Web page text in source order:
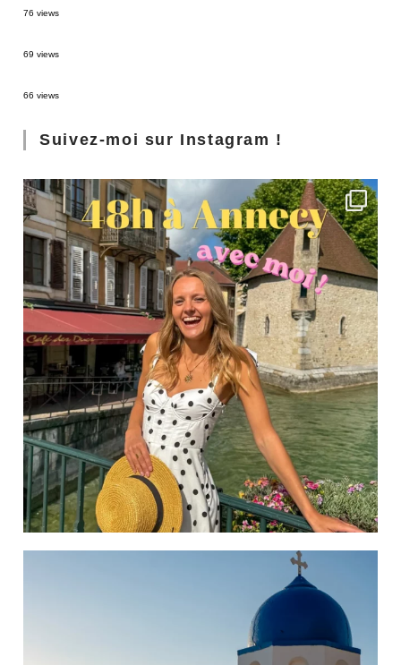
76 views
69 views
66 views
Suivez-moi sur Instagram !